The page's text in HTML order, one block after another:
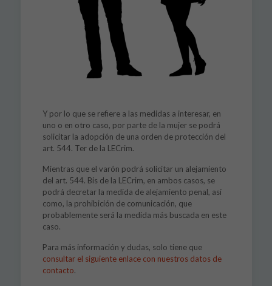
Y por lo que se refiere a las medidas a interesar, en
uno o en otro caso, por parte de la mujer se podrá
solicitar la adopción de una orden de protección del
art. 544. Ter de la LECrim.
Mientras que el varón podrá solicitar un alejamiento
del art. 544. Bis de la LECrim, en ambos casos, se
podrá decretar la medida de alejamiento penal, así
como, la prohibición de comunicación, que
probablemente será la medida más buscada en este
caso.
Para más información y dudas, solo tiene que
consultar el siguiente enlace con nuestros datos de
contacto.